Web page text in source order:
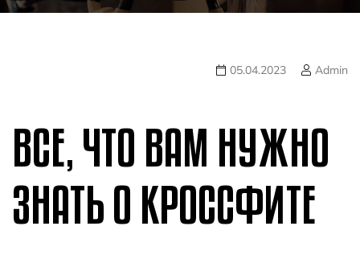
05.04.2023 Admin
ВСЕ, ЧТО ВАМ НУЖНО
ЗНАТЬ О КРОССФИТЕ